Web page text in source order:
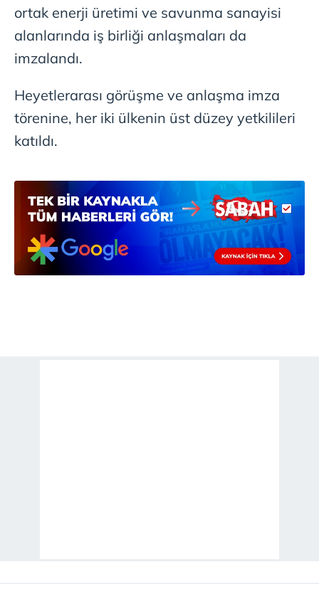
6698 sayılı Kişisel Verilerin Korunması Kanunu uyarınca
hazırlanmış Aydınlatma Metnimizi okumak ve sitemizde
ilgili mevzuata uygun olarak kullanılan çerezlerle ilgili bilgi
almak için lütfen
ortak enerji üretimi ve savunma sanayisi
alanlarında iş birliği anlaşmaları da
imzalandı.
Heyetlerarası görüşme ve anlaşma imza
törenine, her iki ülkenin üst düzey yetkilileri
katıldı.